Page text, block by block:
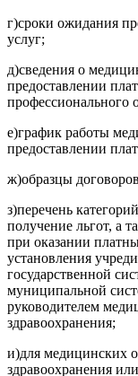
г)сроки ожидания
услуг;
д)сведения о
предоставлении
профессионального
е)график работы
предоставлении
ж)образцы
з)перечень
получение льгот, а
при оказании
установления
государственной
муниципальной
руководителем
здравоохранения;
и)для медицинских
здравоохранения